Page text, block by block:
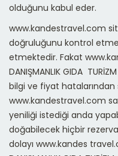
olduğunu kabul eder.
www.kandestravel.com
doğruluğunu kontrol
etmektedir. Fakat
DANIŞMANLIK GIDA
bilgi ve fiyat
www.kandestravel.com
yeniliği istediği anda
doğabilecek hiçbir
dolayı www.kandes